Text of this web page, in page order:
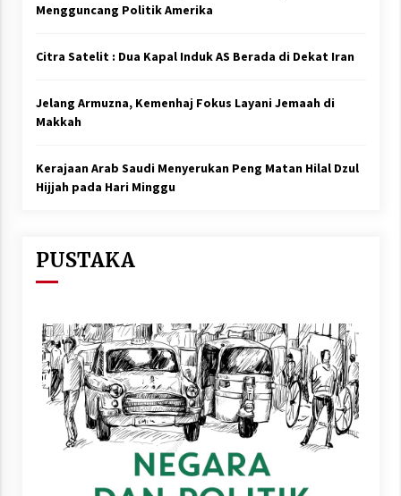
Mengguncang Politik Amerika
Citra Satelit : Dua Kapal Induk AS Berada di Dekat Iran
Jelang Armuzna, Kemenhaj Fokus Layani Jemaah di
Makkah
Kerajaan Arab Saudi Menyerukan Peng Matan Hilal Dzul
Hijjah pada Hari Minggu
PUSTAKA